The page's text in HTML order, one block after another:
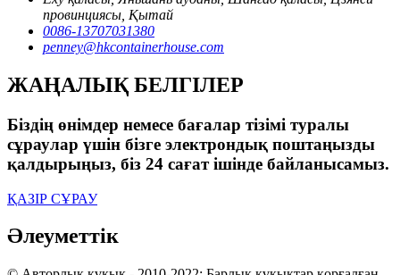
провинциясы, Қытай
0086-13707031380
penney@hkcontainerhouse.com
ЖАҢАЛЫҚ БЕЛГІЛЕР
Біздің өнімдер немесе бағалар тізімі туралы
сұраулар үшін бізге электрондық поштаңызды
қалдырыңыз, біз 24 сағат ішінде байланысамыз.
ҚАЗІР СҰРАУ
Әлеуметтік